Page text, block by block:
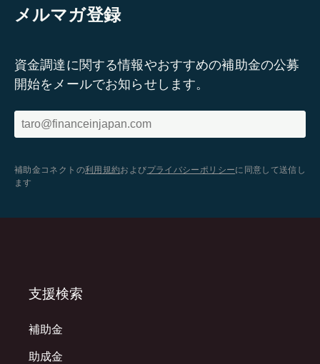
メルマガ登録
資金調達に関する情報やおすすめの補助金の公募
開始をメールでお知らせします。
補助金コネクトの利用規約およびプライバシーポリシーに同意して送信し
ます
支援検索
補助金
助成金